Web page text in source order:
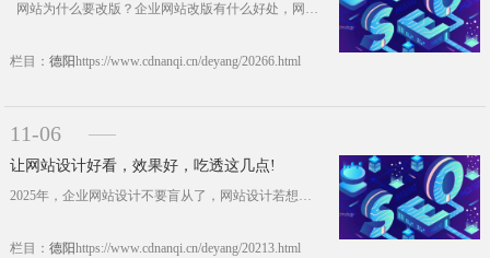
网站为什么要改版？企业网站改版有什么好处，网站改版的原因有很多。大多数企业的网站隔几年就会经历一次改版，为了适应新的潮流，新的产品或者新的发展战略手段等，网站的改版不等于重新建设网站。 一、公司的发展随着时代的发展而发展，旧的网站页面和功能已经跟不上时代和公司的发展，无法体现公司现有的文化和发展元素，造成访问量低，跳出率高等问题。 二、结构混乱的......https://www.cdnanqi.cn/deyang/20266.html
栏目：德阳https://www.cdnanqi.cn/deyang/20266.html
11-06
让网站设计好看，效果好，吃透这几点!
2025年，企业网站设计不要盲从了，网站设计若想用户喜欢，体验度好，网页设计好看，网站运营效果好，这些怎么才能够做到呢，建议大家多看看同行业，同时在做网站设计的时候以下几点必须要做好，不管我们怎么做，这几点做不好，整个网站设计无用功。 1、网站Logo设计 一个夺目的网站Logo能加深用户对网站的印象，甚至能提高企业的亲和度、知名度以及专业......https://www.cdnanqi.cn/deyang/20213.html
栏目：德阳https://www.cdnanqi.cn/deyang/20213.html